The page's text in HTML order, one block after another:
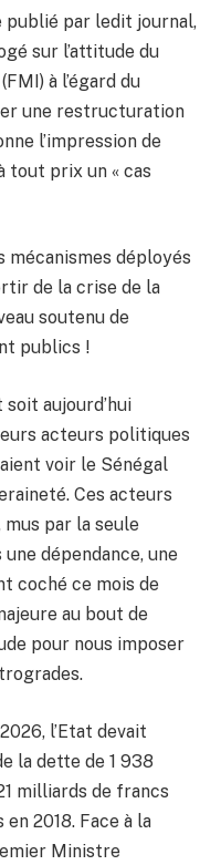
publié par ledit journal,
sur l’attitude du
à l’égard du
une restructuration
l’impression de
tout prix un « cas
déployés
de la crise de la
soutenu de
publics !
aujourd’hui
acteurs politiques
voir le Sénégal
Ces acteurs
par la seule
dépendance, une
coché ce mois de
au bout de
pour nous imposer
l’Etat devait
la dette de 1 938
milliards de francs
2018. Face à la
Ministre